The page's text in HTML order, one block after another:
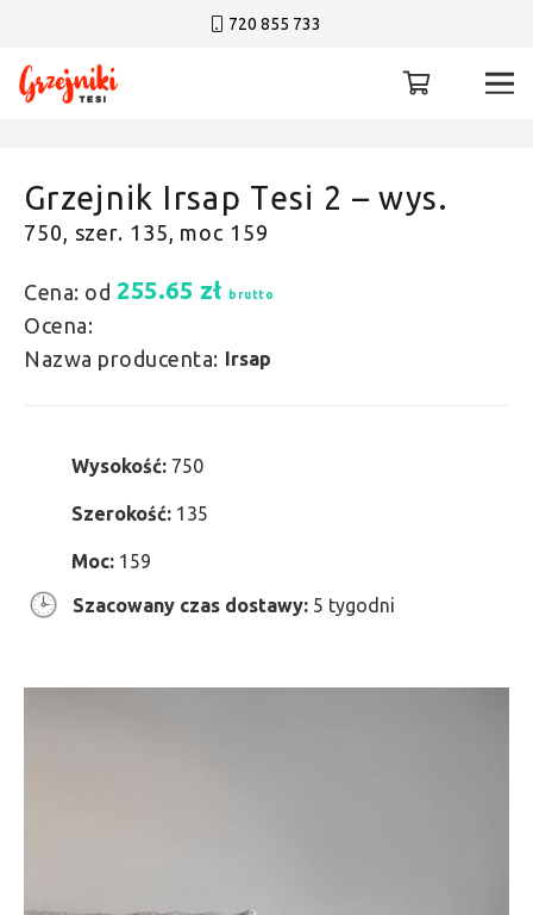
720 855 733
Grzejnik Irsap Tesi 2 – wys.
750, szer. 135, moc 159
Cena: od 255.65 zł brutto
Ocena:
Nazwa producenta: Irsap
Wysokość: 750
Szerokość: 135
Moc: 159
Szacowany czas dostawy: 5 tygodni